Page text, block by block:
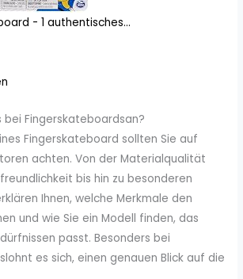
- 1 authentisches...
Fingerskateboardsan?
Fingerskateboard sollten Sie auf
achten. Von der Materialqualität
bis hin zu besonderen
Ihnen, welche Merkmale den
und wie Sie ein Modell finden, das
passt. Besonders bei
es sich, einen genauen Blick auf die